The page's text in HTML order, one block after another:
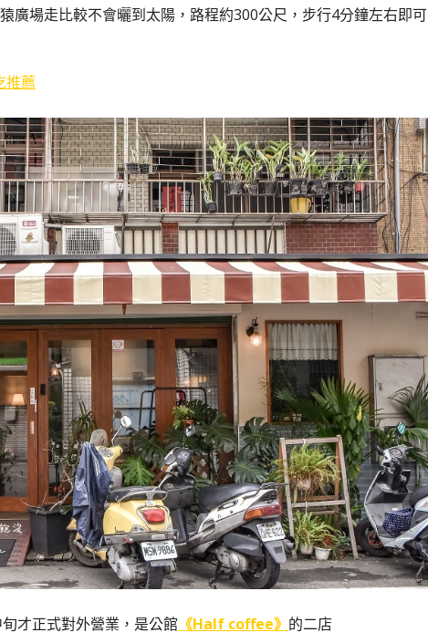
廣場走比較不會曬到太陽，路程約300公尺，步行4分鐘左右即可
推薦
才正式對外營業，是公館 《Half coffee》 的二店